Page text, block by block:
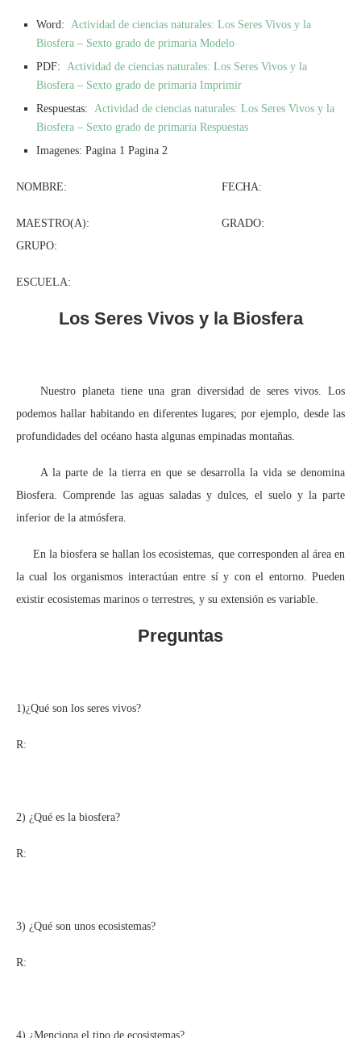
Word: Actividad de ciencias naturales: Los Seres Vivos y la
Biosfera – Sexto grado de primaria Modelo
PDF: Actividad de ciencias naturales: Los Seres Vivos y la
Biosfera – Sexto grado de primaria Imprimir
Respuestas: Actividad de ciencias naturales: Los Seres Vivos y la
Biosfera – Sexto grado de primaria Respuestas
Imagenes: Pagina 1 Pagina 2
NOMBRE: FECHA:
MAESTRO(A): GRADO:
GRUPO:
ESCUELA:
Los Seres Vivos y la Biosfera
Nuestro planeta tiene una gran diversidad de seres vivos. Los
podemos hallar habitando en diferentes lugares; por ejemplo, desde las
profundidades del océano hasta algunas empinadas montañas.
A la parte de la tierra en que se desarrolla la vida se denomina
Biosfera. Comprende las aguas saladas y dulces, el suelo y la parte
inferior de la atmósfera.
En la biosfera se hallan los ecosistemas, que corresponden al área en
la cual los organismos interactúan entre sí y con el entorno. Pueden
existir ecosistemas marinos o terrestres, y su extensión es variable.
Preguntas
1)¿Qué son los seres vivos?
R:
2) ¿Qué es la biosfera?
R:
3) ¿Qué son unos ecosistemas?
R:
4) ¿Menciona el tipo de ecosistemas?